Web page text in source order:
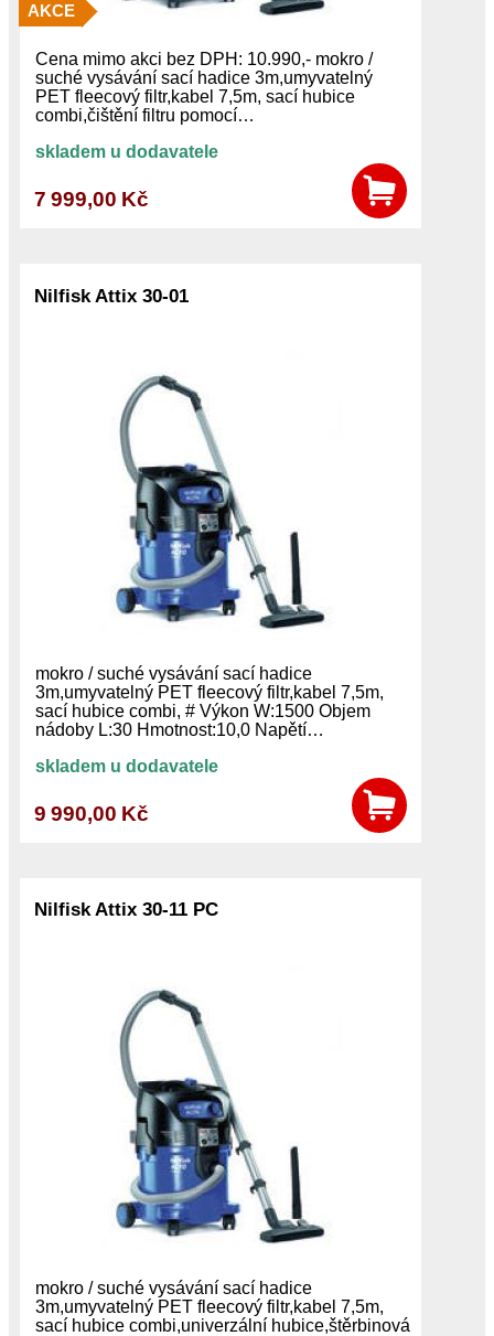
AKCE
Cena mimo akci bez DPH: 10.990,- mokro /
suché vysávání sací hadice 3m,umyvatelný
PET fleecový filtr,kabel 7,5m, sací hubice
combi,čištění filtru pomocí…
skladem u dodavatele
7 999,00 Kč
Nilfisk Attix 30-01
mokro / suché vysávání sací hadice
3m,umyvatelný PET fleecový filtr,kabel 7,5m,
sací hubice combi, # Výkon W:1500 Objem
nádoby L:30 Hmotnost:10,0 Napětí…
skladem u dodavatele
9 990,00 Kč
Nilfisk Attix 30-11 PC
mokro / suché vysávání sací hadice
3m,umyvatelný PET fleecový filtr,kabel 7,5m,
sací hubice combi,univerzální hubice,štěrbinová